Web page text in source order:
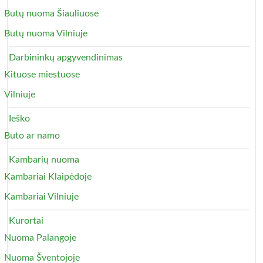
Butų nuoma Šiauliuose
Butų nuoma Vilniuje
Darbininkų apgyvendinimas
Kituose miestuose
Vilniuje
Ieško
Buto ar namo
Kambarių nuoma
Kambariai Klaipėdoje
Kambariai Vilniuje
Kurortai
Nuoma Palangoje
Nuoma Šventojoje